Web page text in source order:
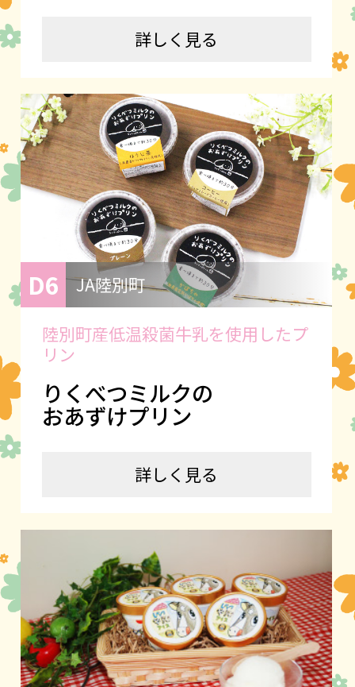
詳しく見る
D6 JA陸別町
陸別町産低温殺菌牛乳を使用したプ
リン
りくべつミルクの
おあずけプリン
詳しく見る